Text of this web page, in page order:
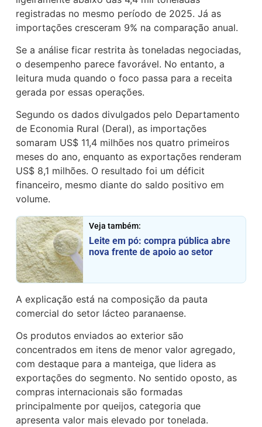
registradas no mesmo período de 2025. Já as
importações cresceram 9% na comparação anual.
Se a análise ficar restrita às toneladas negociadas,
o desempenho parece favorável. No entanto, a
leitura muda quando o foco passa para a receita
gerada por essas operações.
Segundo os dados divulgados pelo Departamento
de Economia Rural (Deral), as importações
somaram US$ 11,4 milhões nos quatro primeiros
meses do ano, enquanto as exportações renderam
US$ 8,1 milhões. O resultado foi um déficit
financeiro, mesmo diante do saldo positivo em
volume.
Veja também:
Leite em pó: compra pública abre
nova frente de apoio ao setor
A explicação está na composição da pauta
comercial do setor lácteo paranaense.
Os produtos enviados ao exterior são
concentrados em itens de menor valor agregado,
com destaque para a manteiga, que lidera as
exportações do segmento. No sentido oposto, as
compras internacionais são formadas
principalmente por queijos, categoria que
apresenta valor mais elevado por tonelada.